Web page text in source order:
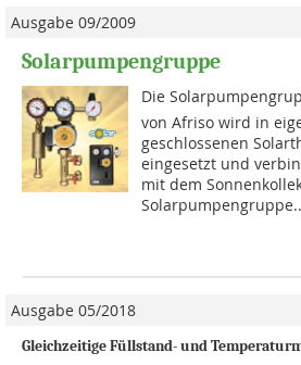
Ausgabe 09/2009
Solarpumpengruppe
Die
von Afriso wird in
geschlossenen
eingesetzt und
mit dem
Ausgabe 05/2018
Gleichzeitige Füllstand- und